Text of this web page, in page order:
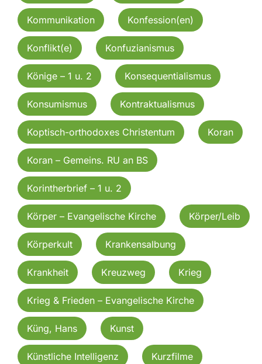
Kommunikation Konfession(en)
Konflikt(e) Konfuzianismus
Könige – 1 u. 2 Konsequentialismus
Konsumismus Kontraktualismus
Koptisch-orthodoxes Christentum Koran
Koran – Gemeins. RU an BS
Korintherbrief – 1 u. 2
Körper – Evangelische Kirche Körper/Leib
Körperkult Krankensalbung
Krankheit Kreuzweg Krieg
Krieg & Frieden – Evangelische Kirche
Küng, Hans Kunst
Künstliche Intelligenz Kurzfilme